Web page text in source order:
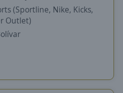
(Sportline, Nike, Kicks,
Outlet)